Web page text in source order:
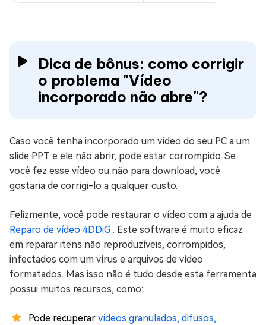
Dica de bônus: como corrigir
o problema "Vídeo
incorporado não abre"?
Caso você tenha incorporado um vídeo do seu PC a um
slide PPT e ele não abrir, pode estar corrompido. Se
você fez esse vídeo ou não para download, você
gostaria de corrigi-lo a qualquer custo.
Felizmente, você pode restaurar o vídeo com a ajuda de
Reparo de vídeo 4DDiG . Este software é muito eficaz
em reparar itens não reproduzíveis, corrompidos,
infectados com um vírus e arquivos de vídeo
formatados. Mas isso não é tudo desde esta ferramenta
possui muitos recursos, como:
Pode recuperar vídeos granulados, difusos,